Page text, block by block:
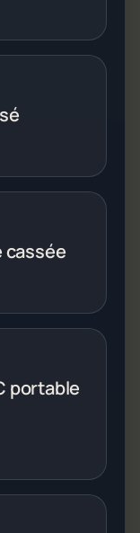
cassée
portable